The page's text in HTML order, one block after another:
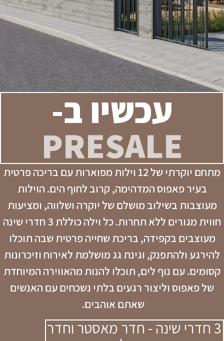
עכשיו ב- ​​​​​​​
PRESALE
מתחם יוקרתי של 12 וילות מפוארות עם בריכה פרטית
בעיר פאפוס המדהימה, קרוב לחוף הים. הוילות
מעוצבות בשילוב מושלם של יוקרה ושלווה, ומציעות
חווית מגורים ללא תחרות. כל וילה כוללת 3 חדרי שינה
מעוצבים בקפידה, בריכת שחייה פרטית שבה תוכלו
להירגע ולהתפנק, וגינת גג מושלמת לאירוח וזיכרונות
קסומים. עם נוף לים, תוכלו להנות מהאווירה המיוחדת
של פאפוס וליצור רגעים בלתי נשכחים עם האנשים
שאתם אוהבים.
3 חדרי שינה - חדר מאסטר וחדר